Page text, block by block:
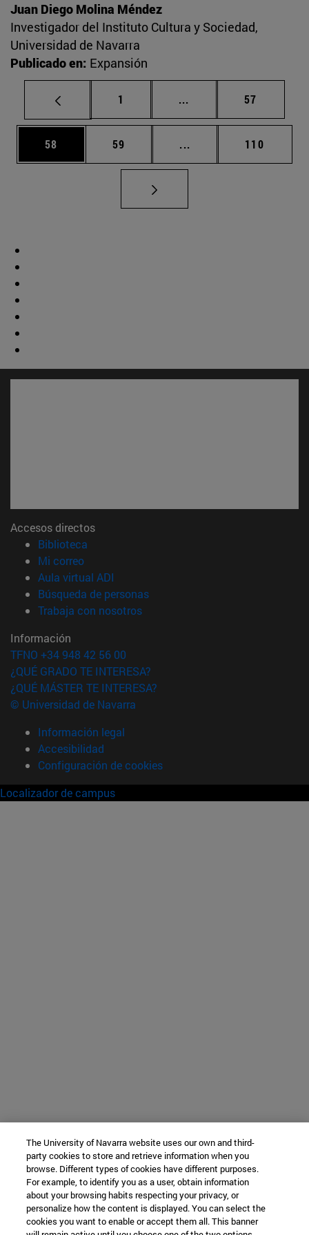
Juan Diego Molina Méndez
Investigador del Instituto Cultura y Sociedad,
Universidad de Navarra
Publicado en: Expansión
Página
1 ... Páginas intermedias
Página
57
Página
58 Página
59 ... Páginas intermedias
Página
110
Accesos directos
Biblioteca
Mi correo(abre en nueva ventana)
Aula virtual ADI
Búsqueda de personas(abre en nueva ventana)
Trabaja con nosotros(abre en nueva ventana)
Información
TFNO +34 948 42 56 00
¿QUÉ GRADO TE INTERESA?
¿QUÉ MÁSTER TE INTERESA?
© Universidad de Navarra
Información legal
Accesibilidad
Configuración de cookies
Localizador de campus
The University of Navarra website uses our own and third-
party cookies to store and retrieve information when you
browse. Different types of cookies have different purposes.
For example, to identify you as a user, obtain information
about your browsing habits respecting your privacy, or
personalize how the content is displayed. You can select the
cookies you want to enable or accept them all. This banner